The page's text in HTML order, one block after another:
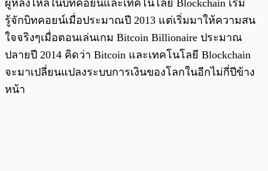
ผู้หลงไหลในบิทคอยน์และเทคโนโลยี Blockchain เริ่ม
รู้จักบิทคอยน์เมื่อประมาณปี 2013 แต่เริ่มมาให้ความสน
ใจจริงๆเมื่อตอนเล่นเกม Bitcoin Billionaire ประมาณ
ปลายปี 2014 คิดว่า Bitcoin และเทคโนโลยี Blockchain
จะมาเปลี่ยนแปลงระบบการเงินของโลกในอีกไม่กี่ปีข้าง
หน้า